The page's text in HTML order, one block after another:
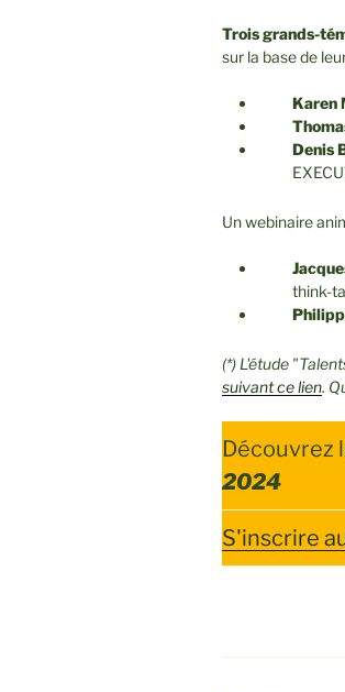
Trois grands-
sur la base de
Karen
Denis
Un webinaire
think-
(*) L'étude
suivant ce lien.
Découvrez
2024
S'inscrire